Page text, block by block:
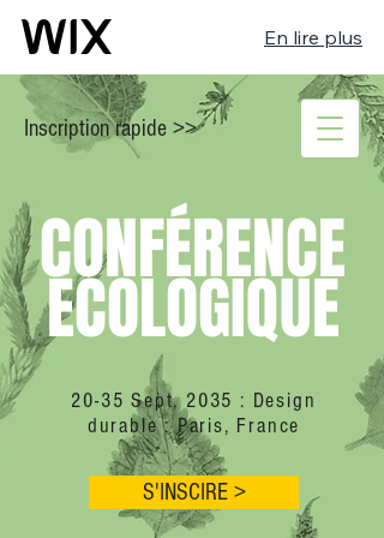
En lire plus